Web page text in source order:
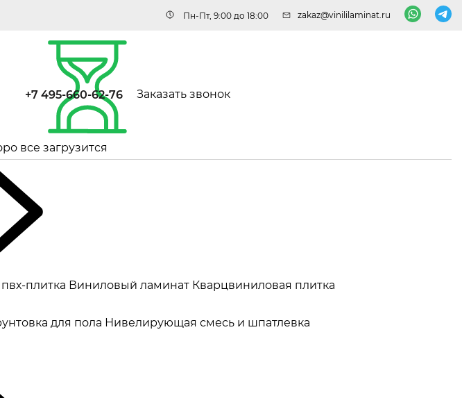
Пн-Пт, 9:00 до 18:00 zakaz@vinililaminat.ru
все загрузится
+7 495-660-62-76 Заказать звонок
плитка Виниловый ламинат Кварцвиниловая плитка
для пола Нивелирующая смесь и шпатлевка